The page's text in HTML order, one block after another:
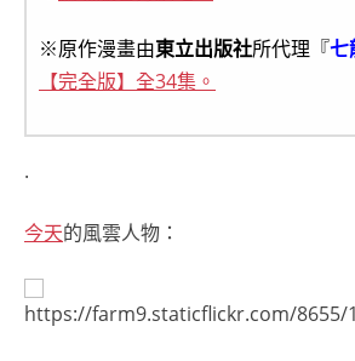
※原作漫畫由東立出版社所代理『七
【完全版】全34集。
.
今天的風雲人物：